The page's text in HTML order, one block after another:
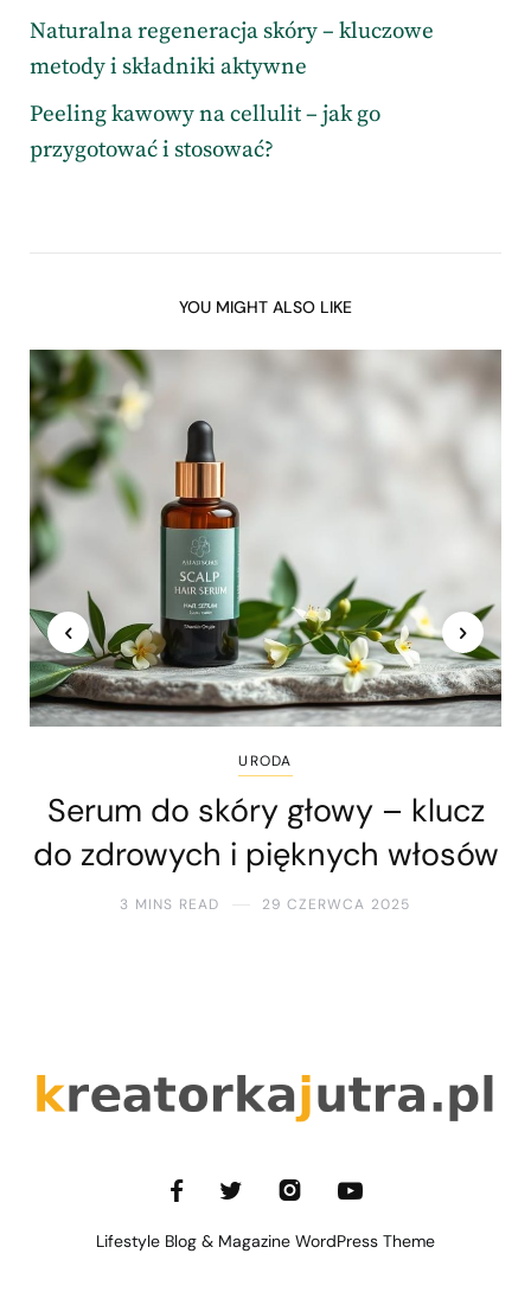
Naturalna regeneracja skóry – kluczowe
metody i składniki aktywne
Peeling kawowy na cellulit – jak go
przygotować i stosować?
YOU MIGHT ALSO LIKE
URODA
Serum do skóry głowy – klucz
do zdrowych i pięknych włosów
3 MINS READ 29 CZERWCA 2025
Lifestyle Blog & Magazine WordPress Theme